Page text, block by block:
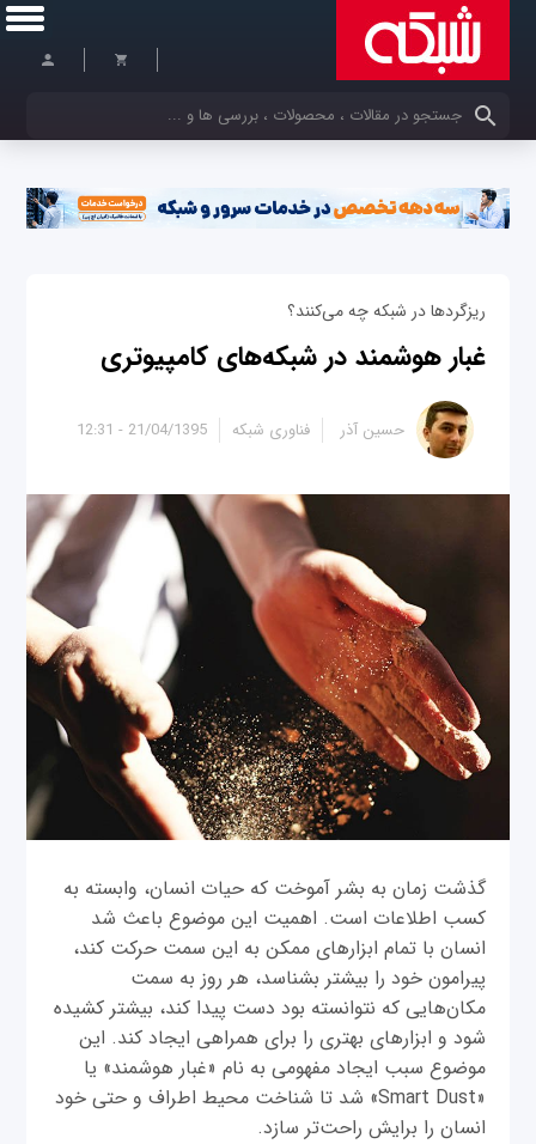
کلمات کلیدی خود را وارد کنید
ریزگردها در شبکه چه می‌کنند؟
غبار هوشمند در شبکه‌های کامپیوتری
21/04/1395 - 12:31 حسین آذر فناوری شبکه
گذشت زمان به بشر آموخت که حیات انسان، وابسته به
کسب اطلاعات است. اهمیت این موضوع باعث شد
انسان با تمام ابزارهای ممکن به این سمت حرکت کند،
پیرامون خود را بیشتر بشناسد، هر روز به سمت
مکان‌هایی که نتوانسته بود دست پیدا کند، بیشتر کشیده
شود و ابزارهای بهتری را برای همراهی ایجاد کند. این
موضوع سبب ایجاد مفهومی به نام «غبار هوشمند» یا
«Smart Dust» شد تا شناخت محیط اطراف و حتی خود
انسان را برایش راحت‌تر سازد.